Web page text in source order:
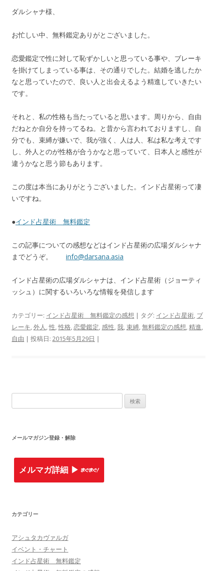
ダルシャナ様、
お忙しい中、無料鑑定ありがとございました。
恋愛鑑定で性に対して恥ずかしいと思っている事や、ブレーキ
を掛けてしまっている事は、その通りでした。結婚を逃したか
なと思っていたので、良い人と出会えるよう精進していきたい
です。
それと、私の性格も当たっていると思います。周りから、自由
だねとか自分を持ってるね。と昔から言われておりますし、自
分でも、束縛が嫌いで、我が強く、人は人、私は私な考えです
し、外人とのが性格が合うかなと思っていて、日本人と感性が
違うかなと思う節もあります。
この度は本当にありがとうございました。インド占星術って凄
いですね。
●インド占星術 無料鑑定
この記事についての感想などはインド占星術の広場ダルシャナ
までどうぞ。 info@darsana.asia
インド占星術の広場ダルシャナは、インド占星術（ジョーティ
ッシュ）に関するいろいろな情報を発信します
カテゴリー: インド占星術 無料鑑定の感想 | タグ: インド占星術, ブ
レーキ,外人,性,性格,恋愛鑑定, 感性,我, 束縛,無料鑑定の感想,精進,
自由 | 投稿日: 2015年5月29日 |
メールマガジン登録・解除
メルマガ詳細 ▶︎
カテゴリー
アシュタカヴァルガ
イベント・チャート
インド占星術 無料鑑定